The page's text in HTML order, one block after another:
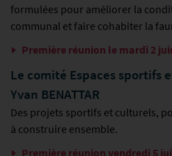
formulées pour améliorer la
communal et faire cohabiter la
Première réunion le mardi 2
Le comité Espaces sportifs
Yvan BENATTAR
Des projets sportifs et culturels,
à construire ensemble.
Première réunion vendredi 5